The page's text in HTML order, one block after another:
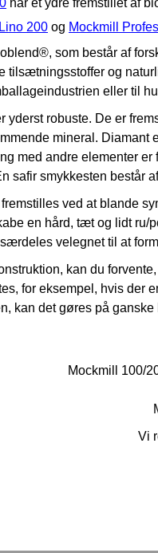
har et ydre fremstillet af
200 og Mockmill
som består af
tilsætningsstoffer og
eller til
robuste. De er
mineral. Diamant
med andre elementer
safir smykkesten består
ved at blande
en hård, tæt og lidt
velegnet til at
kan du
for eksempel, hvis der
kan det gøres på ganske
Mockmill 100/
Vi